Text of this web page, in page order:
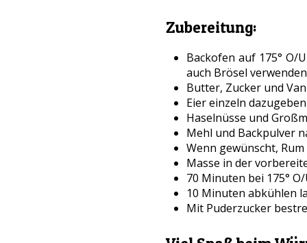
Zubereitung:
Backofen auf 175° O/
auch Brösel
Butter, Zucker und
Eier einzeln
Haselnüsse und
Mehl und Backpulver
Wenn gewünscht,
Masse in der
70 Minuten bei 175°
10 Minuten abkühlen
Mit Puderzucker